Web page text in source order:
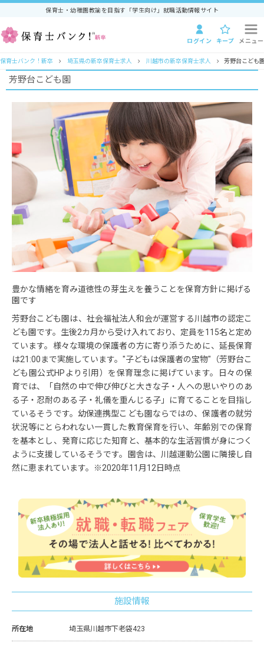
保育士・幼稚園教諭を目指す「学生向け」就職活動情報サイト
ログイン キープ メニュー
保育士バンク！新卒 埼玉県の新卒保育士求人 川越市の新卒保育士求人 芳野台こども
芳野台こども園
豊かな情緒を育み道徳性の芽生えを養うことを保育方針に掲げる
園です
芳野台こども園は、社会福祉法人和会が運営する川越市の認定こ
ども園です。生後2カ月から受け入れており、定員を115名と定め
ています。様々な環境の保護者の方に寄り添うために、延長保育
は21:00まで実施しています。"子どもは保護者の宝物"（芳野台こ
ども園公式HPより引用）を保育理念に掲げています。日々の保
育では、「自然の中で伸び伸びと大きな子・人への思いやりのあ
る子・忍耐のある子・礼儀を重んじる子」に育てることを目指し
ているそうです。幼保連携型こども園ならではの、保護者の就労
状況等にとらわれない一貫した教育保育を行い、年齢別での保育
を基本とし、発育に応じた知育と、基本的な生活習慣が身につく
ように支援しているそうです。園舎は、川越運動公園に隣接し自
然に恵まれています。※2020年11月12日時点
施設情報
所在地 埼玉県川越市下老袋423